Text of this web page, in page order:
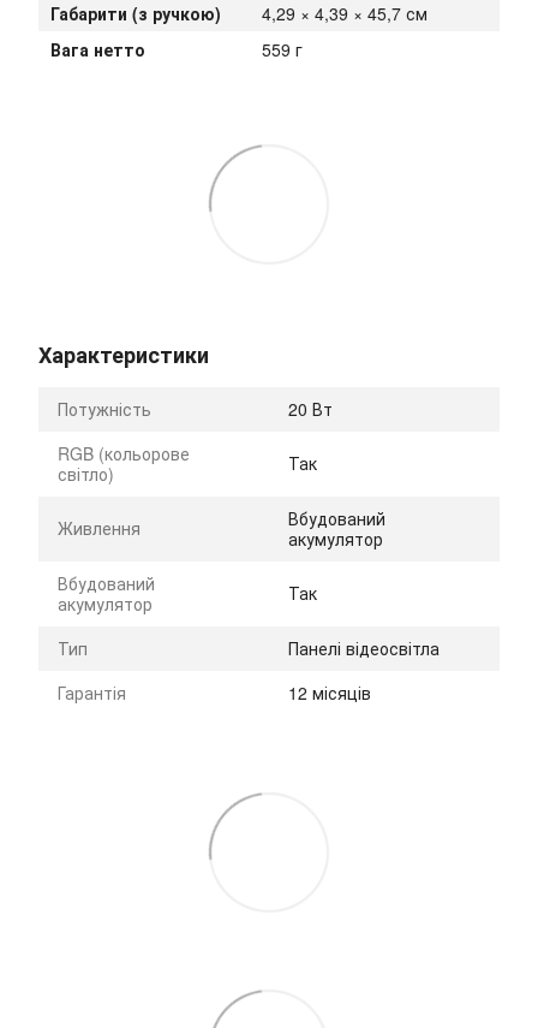
Габарити (з ручкою)
4,29 × 4,39 × 45,7 см
Вага нетто
559 г
Характеристики
Потужність
20 Вт
RGB (кольорове
світло)
Так
Живлення
Вбудований
акумулятор
Вбудований
акумулятор
Так
Тип
Панелі відеосвітла
Гарантія
12 місяців